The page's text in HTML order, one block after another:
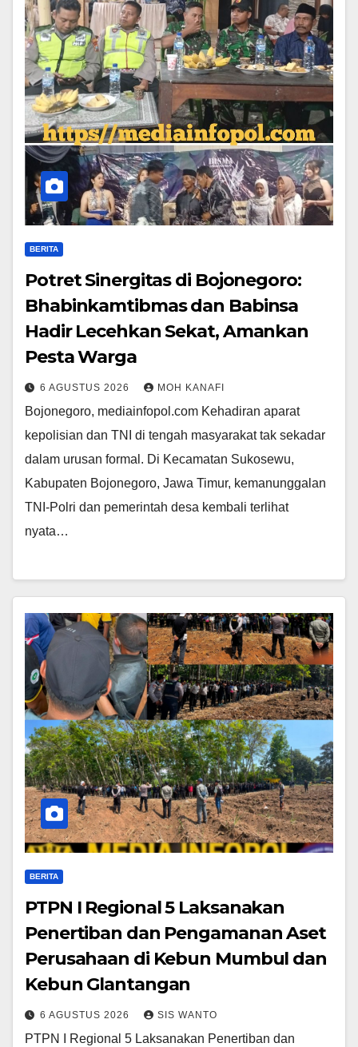
BERITA
​Potret Sinergitas di Bojonegoro:
Bhabinkamtibmas dan Babinsa
Hadir Lecehkan Sekat, Amankan
Pesta Warga
6 AGUSTUS 2026 MOH KANAFI
​Bojonegoro, mediainfopol.com Kehadiran aparat
kepolisian dan TNI di tengah masyarakat tak sekadar
dalam urusan formal. Di Kecamatan Sukosewu,
Kabupaten Bojonegoro, Jawa Timur, kemanunggalan
TNI-Polri dan pemerintah desa kembali terlihat
nyata…
BERITA
PTPN I Regional 5 Laksanakan
Penertiban dan Pengamanan Aset
Perusahaan di Kebun Mumbul dan
Kebun Glantangan
6 AGUSTUS 2026 SIS WANTO
PTPN I Regional 5 Laksanakan Penertiban dan